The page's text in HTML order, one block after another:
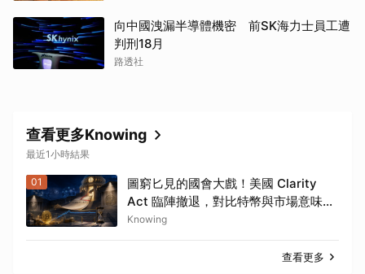
向中國洩漏半導體機密 前SK海力士員工遭
判刑18月
路透社
查看更多Knowing
最近1小時結果
01
圖窮匕見的國會大戲！美國 Clarity
Act 臨陣撤退，對比特幣與市場意味著
什麼？
Knowing
查看更多